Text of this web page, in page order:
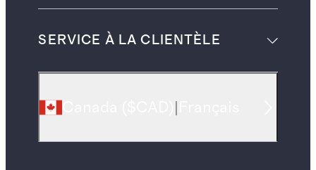
SERVICE À LA CLIENTÈLE